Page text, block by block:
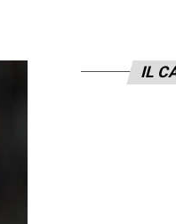
IL